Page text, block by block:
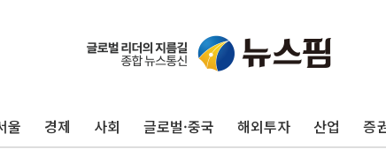
울 경제 사회 글로벌·중국 해외투자 산업 증
동해중부 전 해상 풍랑주의보…10일까지 최대 3.5m